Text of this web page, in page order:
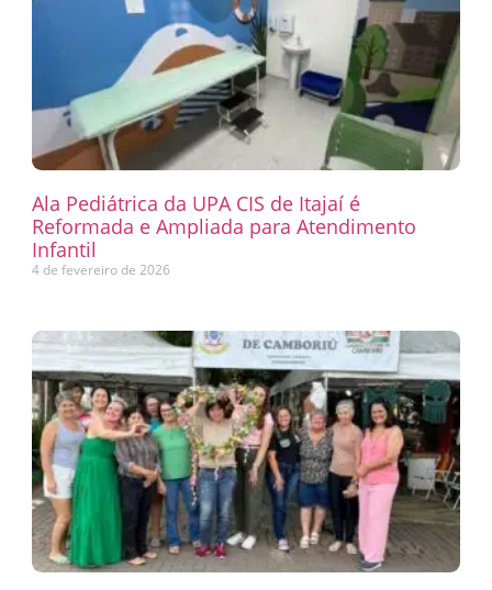
Ala Pediátrica da UPA CIS de Itajaí é
Reformada e Ampliada para Atendimento
Infantil
4 de fevereiro de 2026